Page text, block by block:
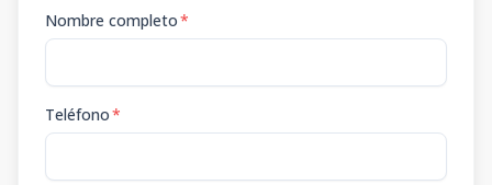
Nombre completo*
Teléfono*